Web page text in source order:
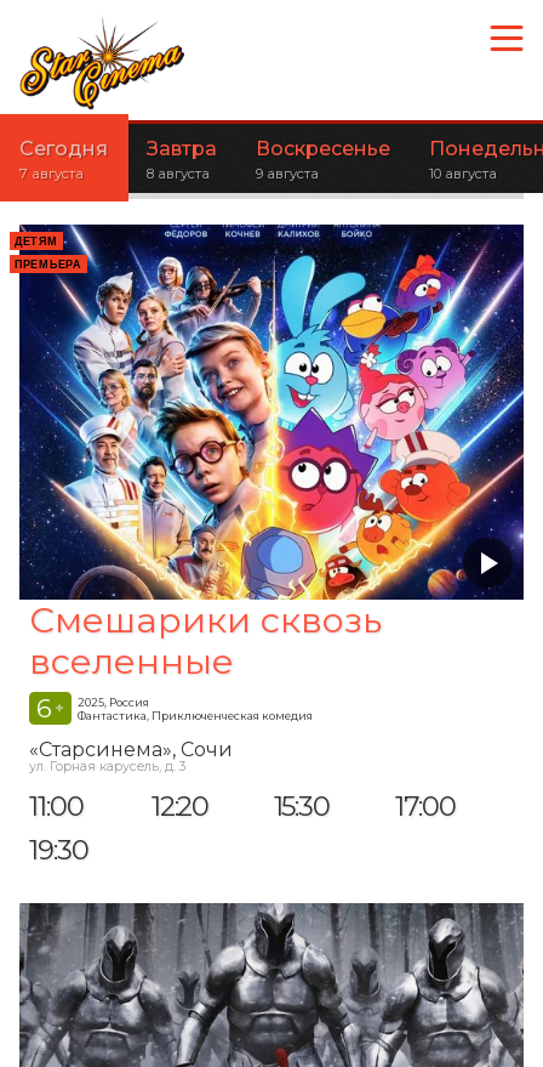
Сегодня
7 августа
Завтра
8 августа
Воскресенье
9 августа 10 августа
ДЕТЯМ
ПРЕМЬЕРА
Смешарики сквозь
вселенные
6 +
2025, Россия
Фантастика, Приключенческая комедия
«Старсинема», Сочи
ул. Горная карусель, д. 3
11:00 12:20 15:30
17:00
19:30